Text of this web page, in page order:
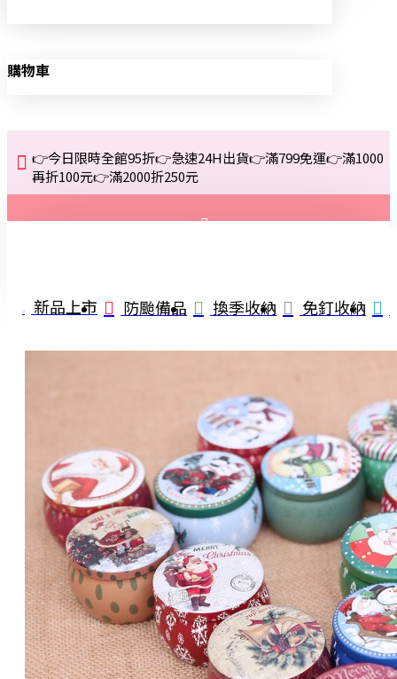
購物車
👉今日限時全館95折👉急速24H出貨👉滿799免運👉滿1000
再折100元👉滿2000折250元
註冊
詢問
新品上市 防颱備品 換季收納 免釘收納